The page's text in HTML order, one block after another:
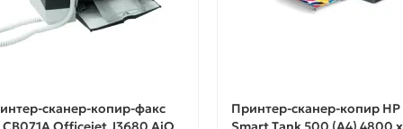
- Новое поступление
для картриджей и
сканер-копир-факс
Принтер-сканер-копир HP